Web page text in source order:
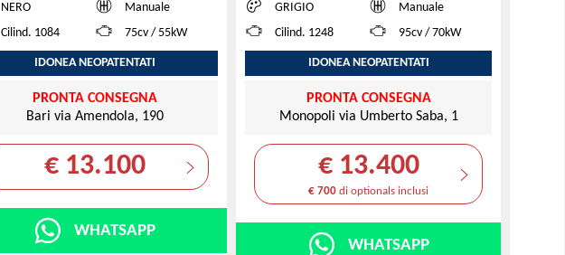
NERO
Manuale
Cilind. 1084
75cv / 55kW
IDONEA NEOPATENTATI
PRONTA CONSEGNA
Bari via Amendola, 190
€ 13.100
WHATSAPP
GRIGIO
Manuale
Cilind. 1248
95cv / 70kW
IDONEA NEOPATENTATI
PRONTA CONSEGNA
Monopoli via Umberto Saba, 1
€ 13.400
€ 700 di optionals inclusi
WHATSAPP